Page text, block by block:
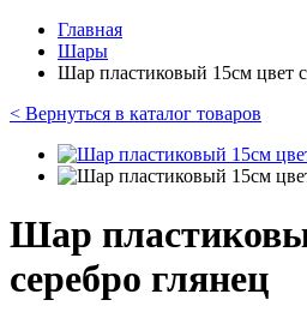
Главная
Шары
Шар пластиковый 15см цвет
< Вернуться в каталог товаров
Шар
серебро глянец